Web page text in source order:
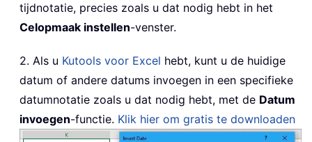
tijdnotatie, precies zoals u dat nodig hebt in het
Celopmaak instellen-venster.
2. Als u Kutools voor Excel hebt, kunt u de huidige
datum of andere datums invoegen in een specifieke
datumnotatie zoals u dat nodig hebt, met de Datum
invoegen-functie. Klik hier om gratis te downloaden